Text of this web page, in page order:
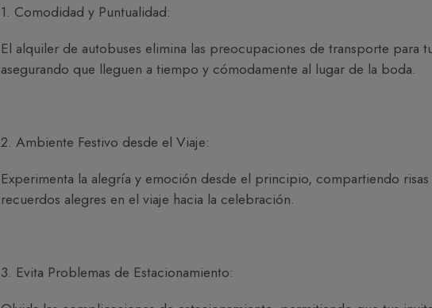
1. Comodidad y Puntualidad:
El alquiler de autobuses elimina las preocupaciones de transporte para
asegurando que lleguen a tiempo y cómodamente al lugar de la boda.
2. Ambiente Festivo desde el Viaje:
Experimenta la alegría y emoción desde el principio, compartiendo
recuerdos alegres en el viaje hacia la celebración.
3. Evita Problemas de Estacionamiento: